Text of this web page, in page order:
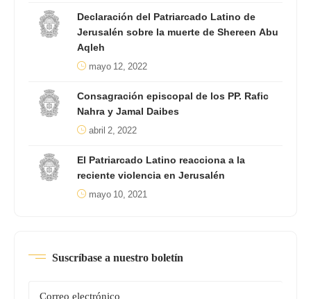
Declaración del Patriarcado Latino de
Jerusalén sobre la muerte de Shereen Abu
Aqleh
mayo 12, 2022
Consagración episcopal de los PP. Rafic
Nahra y Jamal Daibes
abril 2, 2022
El Patriarcado Latino reacciona a la
reciente violencia en Jerusalén
mayo 10, 2021
Suscríbase a nuestro boletín